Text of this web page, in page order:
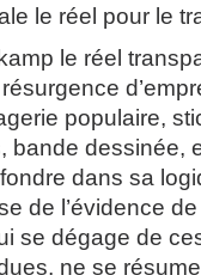
le réel pour le
le réel
populaire,
bande dessinée,
dans sa
de l’évidence
se dégage de
ne se